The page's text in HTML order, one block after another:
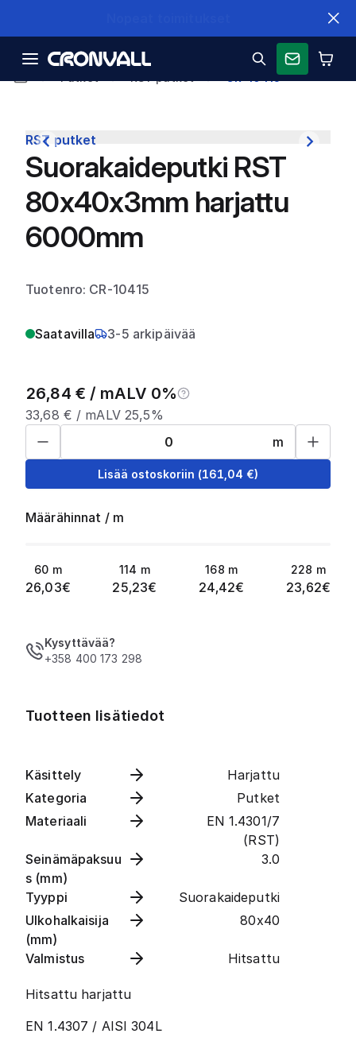
CR-10415
RST putket
Suorakaideputki RST
80x40x3mm harjattu
6000mm
Tuotenro: CR-10415
Saatavilla 3-5 arkipäivää
26,84 € / mALV 0%
33,68 € / mALV 25,5%
m
Lisää ostoskoriin (161,04 €)
Määrähinnat / m
60 m
26,03€
114 m
25,23€
168 m
24,42€
228 m
23,62€
Kysyttävää?
+358 400 173 298
Tuotteen lisätiedot
Käsittely
Harjattu
Kategoria
Putket
Materiaali
EN 1.4301/7
(RST)
Seinämäpaksuu
s (mm)
3.0
Tyyppi
Suorakaideputki
Ulkohalkaisija
(mm)
80x40
Valmistus Hitsattu
Hitsattu harjattu
EN 1.4307 / AISI 304L